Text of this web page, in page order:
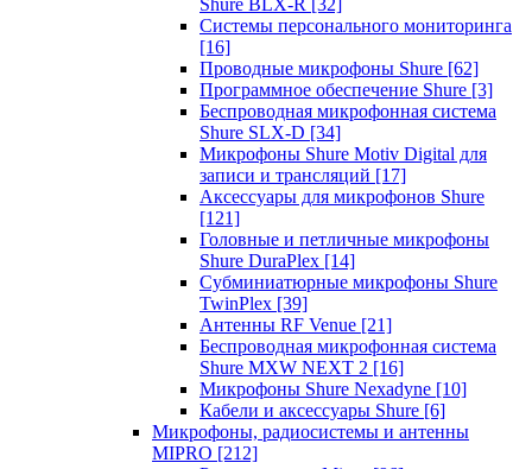
Shure BLX-R [32]
Системы персонального мониторинга
[16]
Проводные микрофоны Shure [62]
Программное обеспечение Shure [3]
Беспроводная микрофонная система
Shure SLX-D [34]
Микрофоны Shure Motiv Digital для
записи и трансляций [17]
Аксессуары для микрофонов Shure
[121]
Головные и петличные микрофоны
Shure DuraPlex [14]
Субминиатюрные микрофоны Shure
TwinPlex [39]
Антенны RF Venue [21]
Беспроводная микрофонная система
Shure MXW NEXT 2 [16]
Микрофоны Shure Nexadyne [10]
Кабели и аксессуары Shure [6]
Микрофоны, радиосистемы и антенны
MIPRO [212]